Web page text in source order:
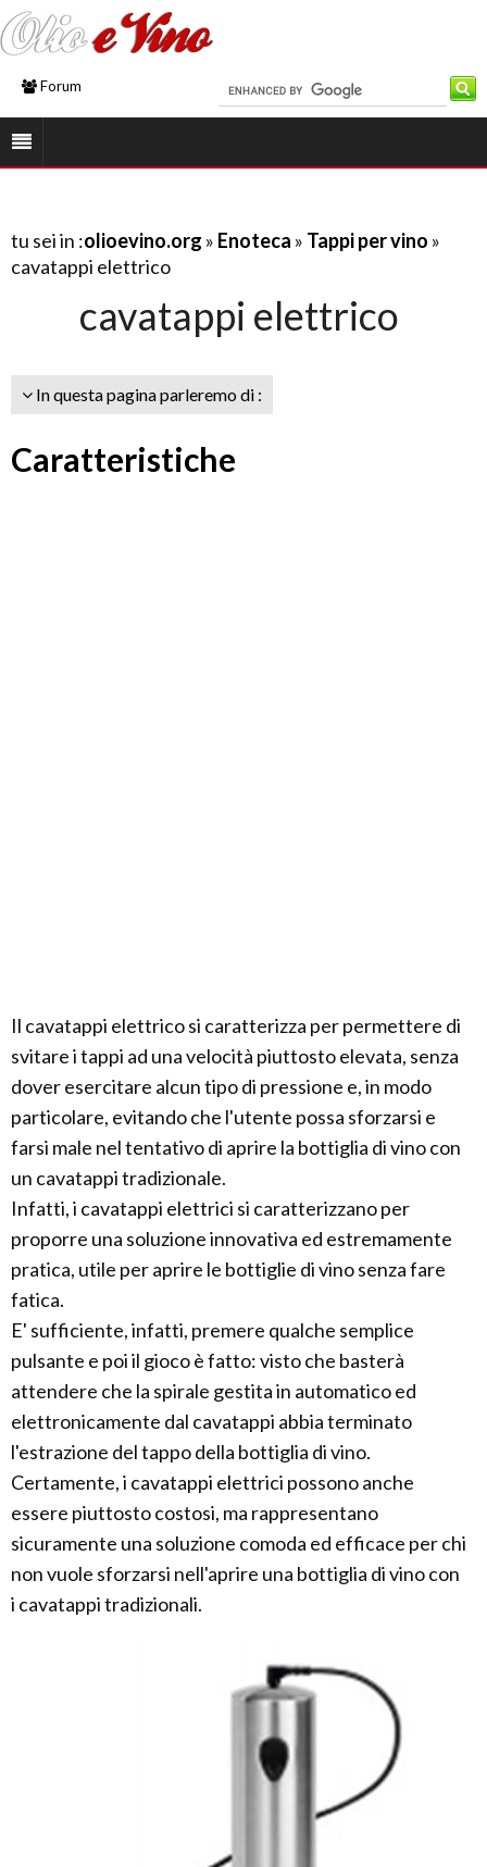
Forum
tu sei in :olioevino.org » Enoteca » Tappi per vino »
cavatappi elettrico
cavatappi elettrico
In questa pagina parleremo di :
Caratteristiche
Il cavatappi elettrico si caratterizza per permettere di
svitare i tappi ad una velocità piuttosto elevata, senza
dover esercitare alcun tipo di pressione e, in modo
particolare, evitando che l'utente possa sforzarsi e
farsi male nel tentativo di aprire la bottiglia di vino con
un cavatappi tradizionale.
Infatti, i cavatappi elettrici si caratterizzano per
proporre una soluzione innovativa ed estremamente
pratica, utile per aprire le bottiglie di vino senza fare
fatica.
E' sufficiente, infatti, premere qualche semplice
pulsante e poi il gioco è fatto: visto che basterà
attendere che la spirale gestita in automatico ed
elettronicamente dal cavatappi abbia terminato
l'estrazione del tappo della bottiglia di vino.
Certamente, i cavatappi elettrici possono anche
essere piuttosto costosi, ma rappresentano
sicuramente una soluzione comoda ed efficace per chi
non vuole sforzarsi nell'aprire una bottiglia di vino con
i cavatappi tradizionali.